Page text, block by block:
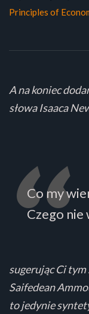
Principles of
A na koniec
słowa Isaaca
Co my
Czego nie
sugerując Ci tym
Saifedean
to jedynie